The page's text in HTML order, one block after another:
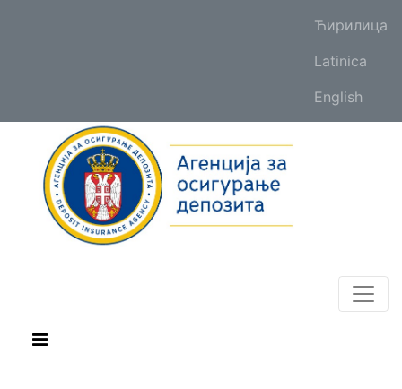
Ћирилица
Latinica
English